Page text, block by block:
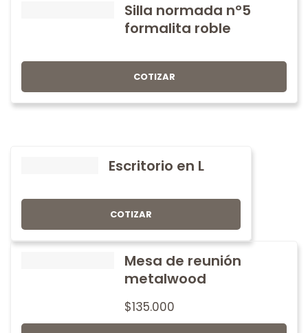
Silla normada nº5
formalita roble
COTIZAR
Escritorio en L
COTIZAR
Mesa de reunión
metalwood
$135.000